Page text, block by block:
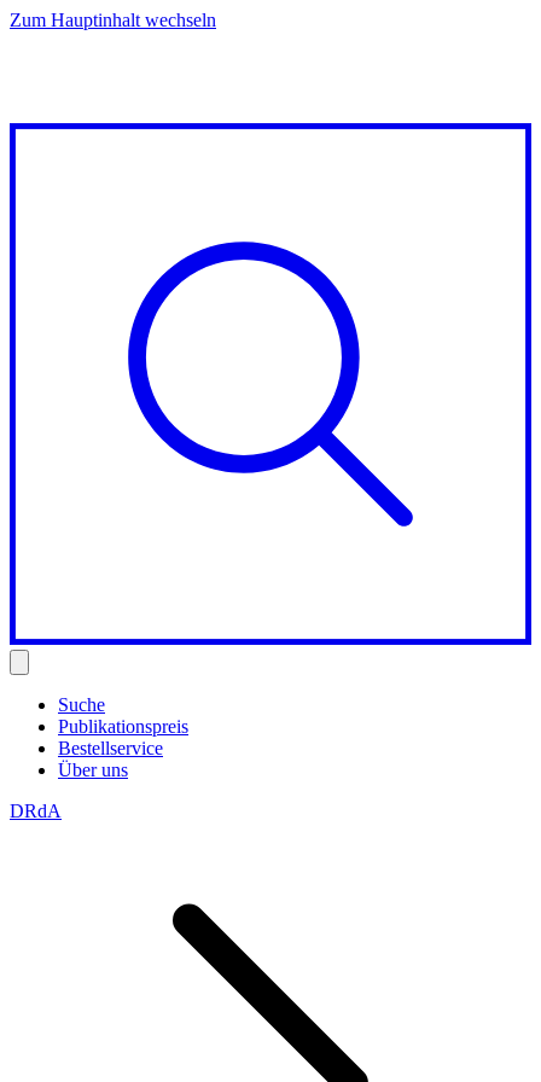
Zum Hauptinhalt wechseln
Suche
Publikationspreis
Bestellservice
Über uns
DRdA